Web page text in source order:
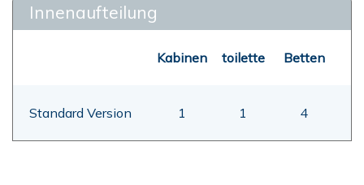
Innenaufteilung
Kabinen toilette Betten
Standard Version 1 1 4